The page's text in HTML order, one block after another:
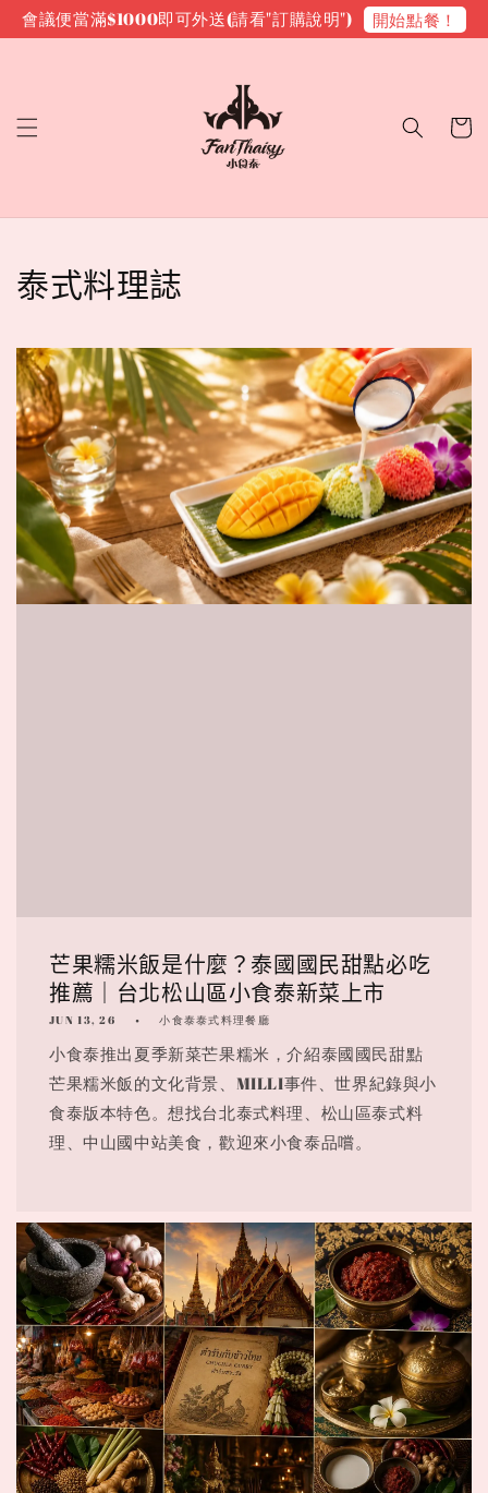
會議便當滿$1000即可外送(請看"訂購說明") 開始點餐！
泰式料理誌
芒果糯米飯是什麼？泰國國民甜點必吃
推薦｜台北松山區小食泰新菜上市
JUN 13, 26 小食泰泰式料理餐廳
小食泰推出夏季新菜芒果糯米，介紹泰國國民甜點
芒果糯米飯的文化背景、MILLI事件、世界紀錄與小
食泰版本特色。想找台北泰式料理、松山區泰式料
理、中山國中站美食，歡迎來小食泰品嚐。